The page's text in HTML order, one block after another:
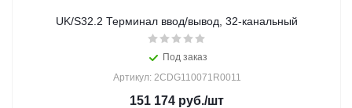
UK/S32.2 Терминал ввод/вывод, 32-канальный
Под заказ
Артикул: 2CDG110071R0011
151 174 руб./шт